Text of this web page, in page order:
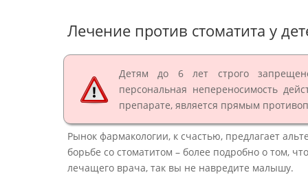
Лечение против стоматита у
Детям до 6 лет строго
персональная непереносимость
препарате, является прямым
Рынок фармакологии, к счастью, предлагает
борьбе со стоматитом – более подробно о том,
лечащего врача, так вы не навредите малышу.